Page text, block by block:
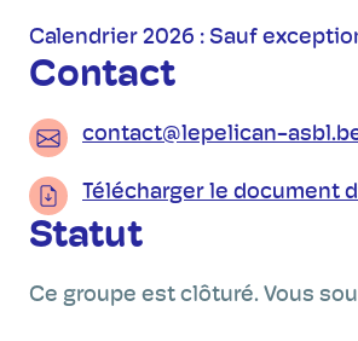
Calendrier 2026 : Sauf
Contact
contact@lepelican-
Télécharger le document
Statut
Ce groupe est clôturé. Vous